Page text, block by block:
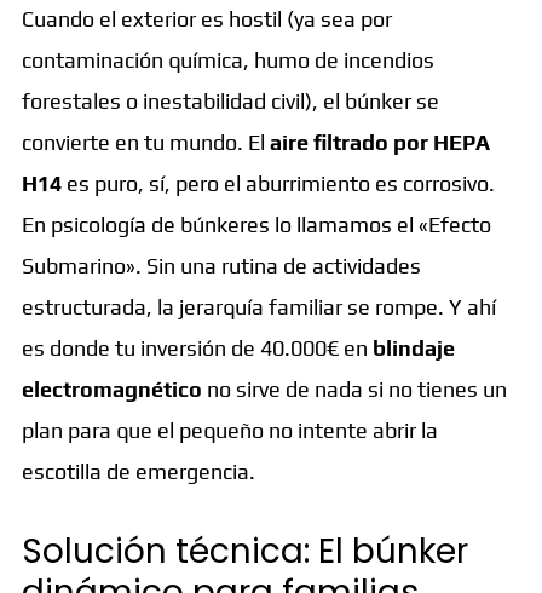
Cuando el exterior es hostil (ya sea por
contaminación química, humo de incendios
forestales o inestabilidad civil), el búnker se
convierte en tu mundo. El aire filtrado por HEPA
H14 es puro, sí, pero el aburrimiento es corrosivo.
En psicología de búnkeres lo llamamos el «Efecto
Submarino». Sin una rutina de actividades
estructurada, la jerarquía familiar se rompe. Y ahí
es donde tu inversión de 40.000€ en blindaje
electromagnético no sirve de nada si no tienes un
plan para que el pequeño no intente abrir la
escotilla de emergencia.
Solución técnica: El búnker